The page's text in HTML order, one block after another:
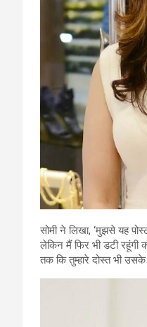
सोमी ने लिखा, ‘मुझसे यह
लेकिन मैं फिर भी डटी रहूंगी
तक कि तुम्हारे दोस्त भी